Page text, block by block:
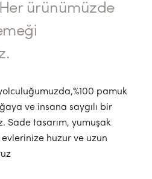
ürünümüzde
pamuk
ve insana saygılı bir
Sade tasarım, yumuşak
huzur ve uzun